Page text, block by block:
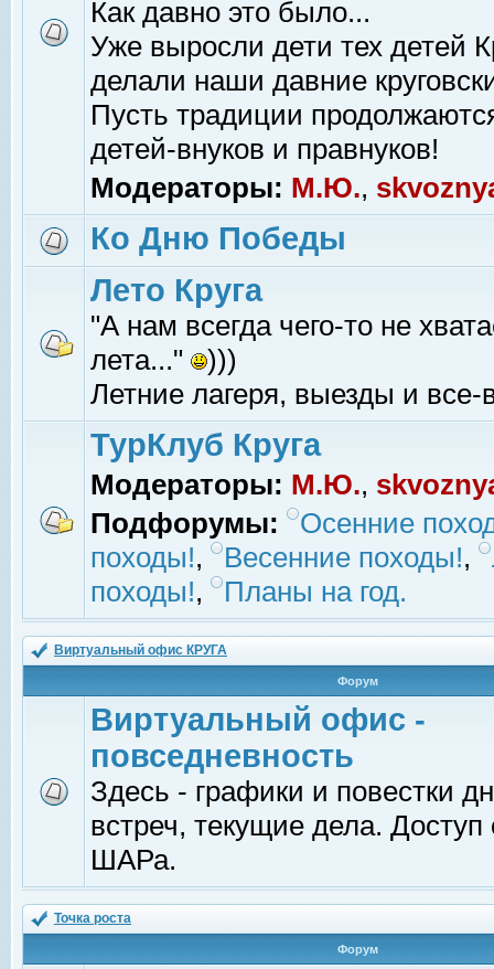
Как давно это было...
Уже выросли дети тех детей
делали наши давние
Пусть традиции
детей-внуков и правнуков!
Модераторы: М.Ю.,
Ко Дню Победы
Лето Круга
"А нам всегда чего-то не
лета..."
)))
Летние лагеря, выезды и все-
ТурКлуб Круга
Модераторы: М.Ю.,
Подфорумы:
Осенние
походы!, Весенние походы!,
походы!, Планы на год.
Виртуальный офис КРУГА
Форум
Виртуальный офис -
повседневность
Здесь - графики и повестки
встреч, текущие дела.
ШАРа.
Точка роста
Форум